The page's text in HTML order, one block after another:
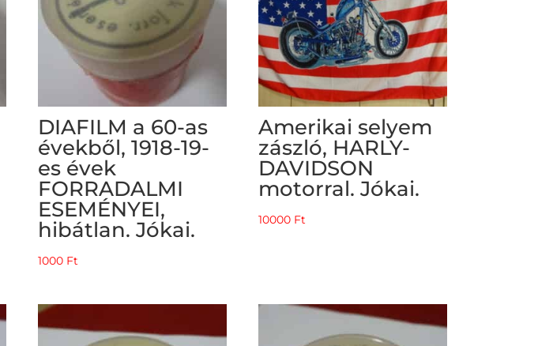
DIAFILM a 60-as
évekből, 1918-19-
es évek
FORRADALMI
ESEMÉNYEI,
hibátlan. Jókai.
1000 Ft
Amerikai selyem
zászló, HARLY-
DAVIDSON
motorral. Jókai.
10000 Ft